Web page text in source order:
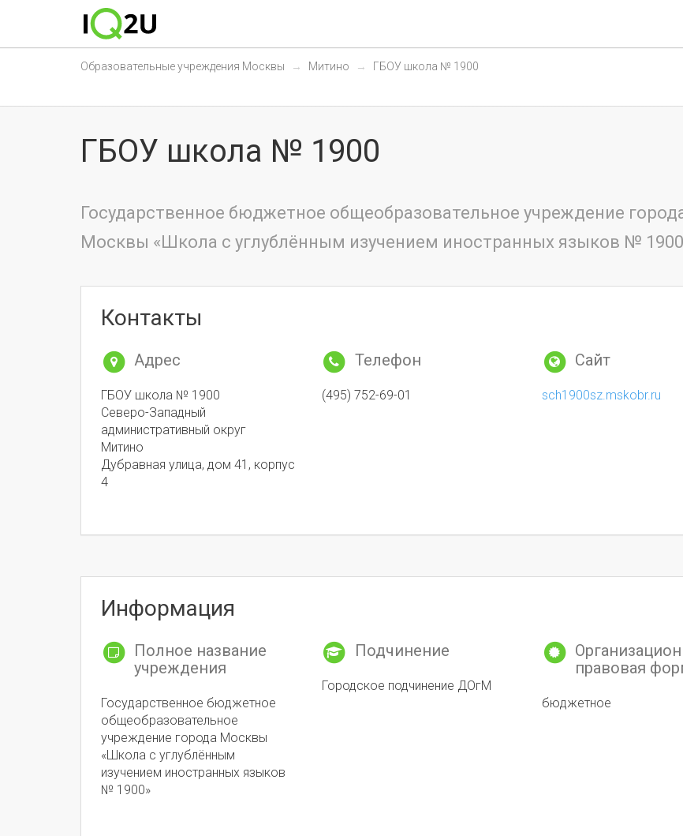
Образовательные учреждения Москвы Митино ГБОУ школа № 1900
ГБОУ школа № 1900
Государственное бюджетное общеобразовательное учреждение
Москвы «Школа с углублённым изучением иностранных языков №
Контакты
Адрес
ГБОУ школа № 1900
Северо-Западный
административный округ
Митино
Дубравная улица, дом 41, корпус
4
Телефон
(495) 752-69-01
Сайт
sch1900sz.mskobr.ru
Информация
Полное название
учреждения
Государственное бюджетное
общеобразовательное
учреждение города Москвы
«Школа с углублённым
изучением иностранных языков
№ 1900»
Подчинение
Городское подчинение ДОгМ
правовая
бюджетное